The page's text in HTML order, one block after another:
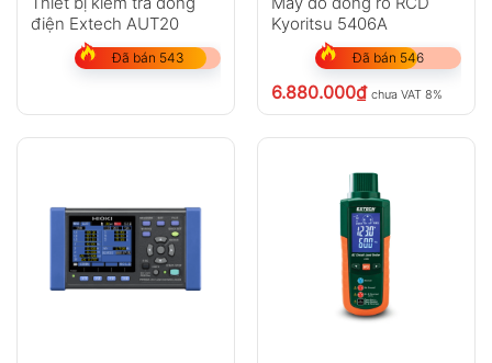
điện Extech AUT20
Đã bán 543
Kyoritsu 5406A
Đã bán 546
6.880.000₫ chưa VAT 8%